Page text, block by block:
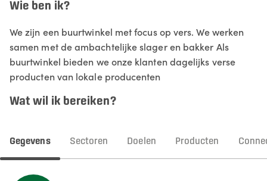
Wie ben ik?
We zijn een buurtwinkel met focus op vers. We werken
samen met de ambachtelijke slager en bakker Als
buurtwinkel bieden we onze klanten dagelijks verse
producten van lokale producenten
Wat wil ik bereiken?
Gegevens Sectoren Doelen Producten